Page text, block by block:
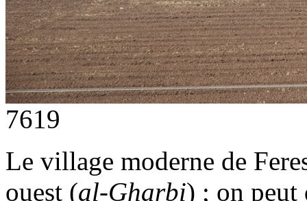
7619
Le village moderne de
ouest (al-Gharbi) ; on peut